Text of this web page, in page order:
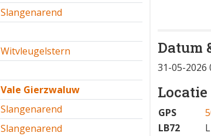
Slangenarend
Witvleugelstern
Vale Gierzwaluw
Slangenarend
Slangenarend
Datum
31-05-2026
Locatie
GPS
LB72